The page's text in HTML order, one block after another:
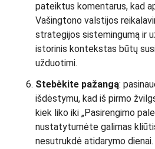
pateiktus komentarus, kad
Vašingtono valstijos
strategijos sistemingumą ir
istorinis kontekstas būtų
užduotimi.
Stebėkite pažangą:
išdėstymu, kad iš pirmo
kiek liko iki „Pasirengimo
nustatytumėte galimas
nesutrukdė atidarymo dienai.